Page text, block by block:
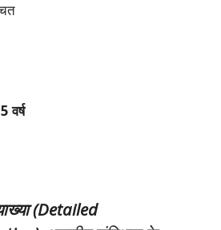
वर्ष
(Detailed